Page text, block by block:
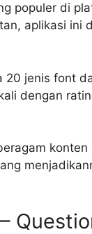
populer di
aplikasi ini
jenis font
dengan